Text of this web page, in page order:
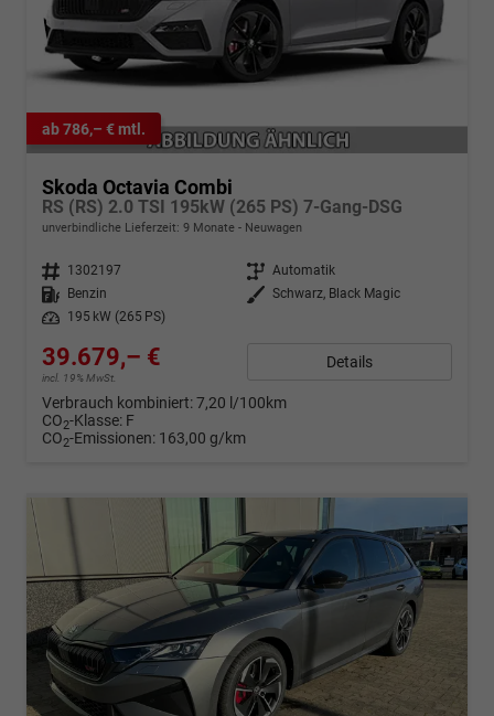
ab 786,– € mtl.
Skoda Octavia Combi
RS (RS) 2.0 TSI 195kW (265 PS) 7-Gang-DSG
unverbindliche Lieferzeit: 9 Monate Neuwagen
Fahrzeugnr. 1302197 Getriebe Automatik
Kraftstoff
Benzin Außenfarbe Schwarz, Black Magic
Leistung
195 kW (265 PS)
39.679,– €
incl. 19% MwSt.
Details
Verbrauch kombiniert:7,20 l/100km
CO2-Klasse: F
CO2-Emissionen: 163,00 g/km